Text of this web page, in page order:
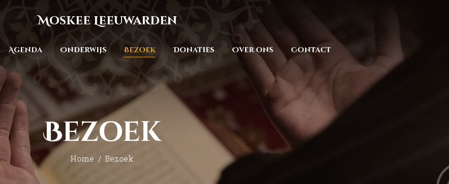
Moskee Leeuwarden
Agenda Onderwijs Bezoek Donaties Over ons Contact
Bezoek
Home Bezoek
Home
Mededelingen
Agenda
Onderwijs
Bezoek
Donaties
Over ons
Contact